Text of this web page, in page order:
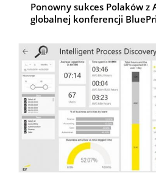
Ponowny sukces Polaków z
globalnej konferencji